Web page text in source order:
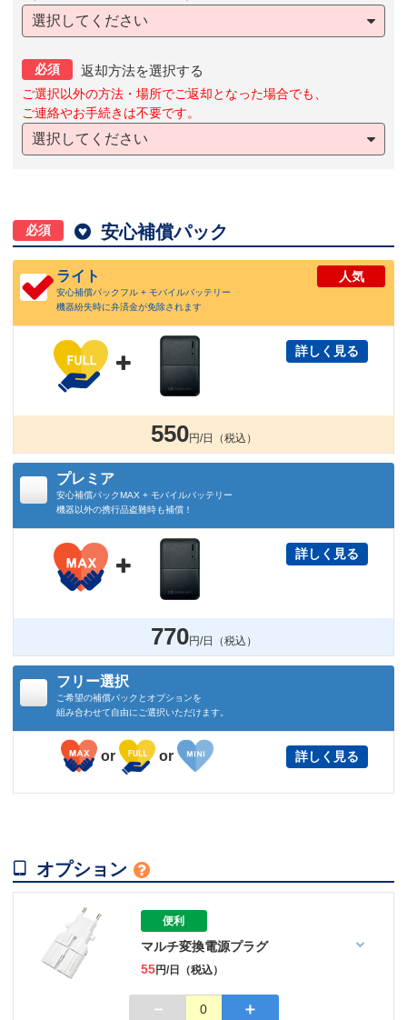
選択してください
必須 返却方法を選択する
ご選択以外の方法・場所でご返却となった場合でも、
ご連絡やお手続きは不要です。
選択してください
必須  安心補償パック
ライト
安心補償パックフル + モバイルバッテリー
機器紛失時に弁済金が免除されます
人気

詳しく見る
550円/日（税込）
プレミア
安心補償パックMAX + モバイルバッテリー
機器以外の携行品盗難時も補償！

詳しく見る
770円/日（税込）
フリー選択
ご希望の補償パックとオプションを
組み合わせて自由にご選択いただけます。
or or 詳しく見る
 オプション 
便利
マルチ変換電源プラグ
55円/日（税込）
－ 0 ＋